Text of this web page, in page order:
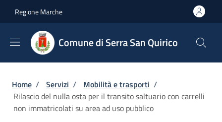
Regione Marche
Comune di Serra San Quirico
Briciole di pane
Home / Servizi / Mobilità e trasporti /
Rilascio del nulla osta per il transito saltuario con carrelli
non immatricolati su area ad uso pubblico